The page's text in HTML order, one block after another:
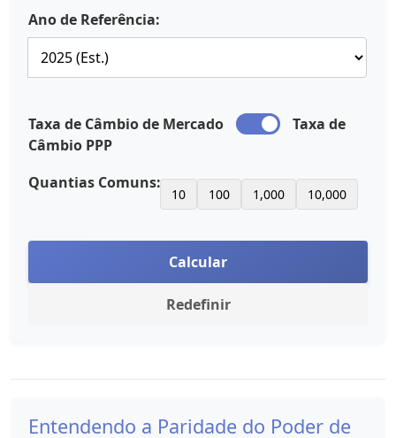
Ano de Referência:
Taxa de Câmbio de Mercado
Taxa de
Câmbio PPP
Quantias Comuns:
10 100 1,000 10,000
Calcular
Redefinir
Entendendo a Paridade do Poder de